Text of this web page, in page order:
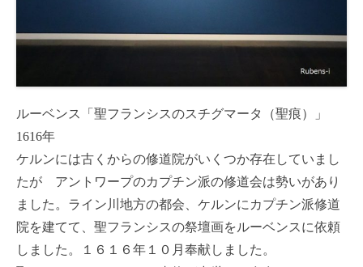
ルーベンス「聖フランシスのスチグマータ（聖痕）」
1616年
ケルンには古くからの修道院がいくつか存在していまし
たが アントワープのカプチン派の修道会は勢いがあり
ました。ライン川地方の都会、ケルンにカプチン派修道
院を建てて、聖フランシスの祭壇画をルーベンスに依頼
しました。１６１６年１０月奉献しました。